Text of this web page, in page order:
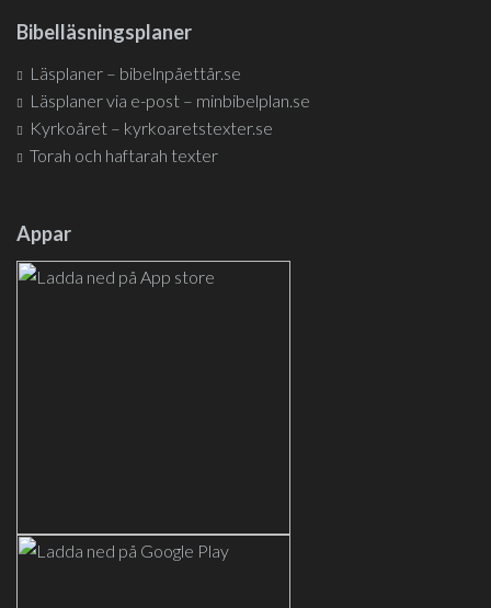
Bibelläsningsplaner
Läsplaner – bibelnpåettår.se
Läsplaner via e-post – minbibelplan.se
Kyrkoåret – kyrkoaretstexter.se
Torah och haftarah texter
Appar